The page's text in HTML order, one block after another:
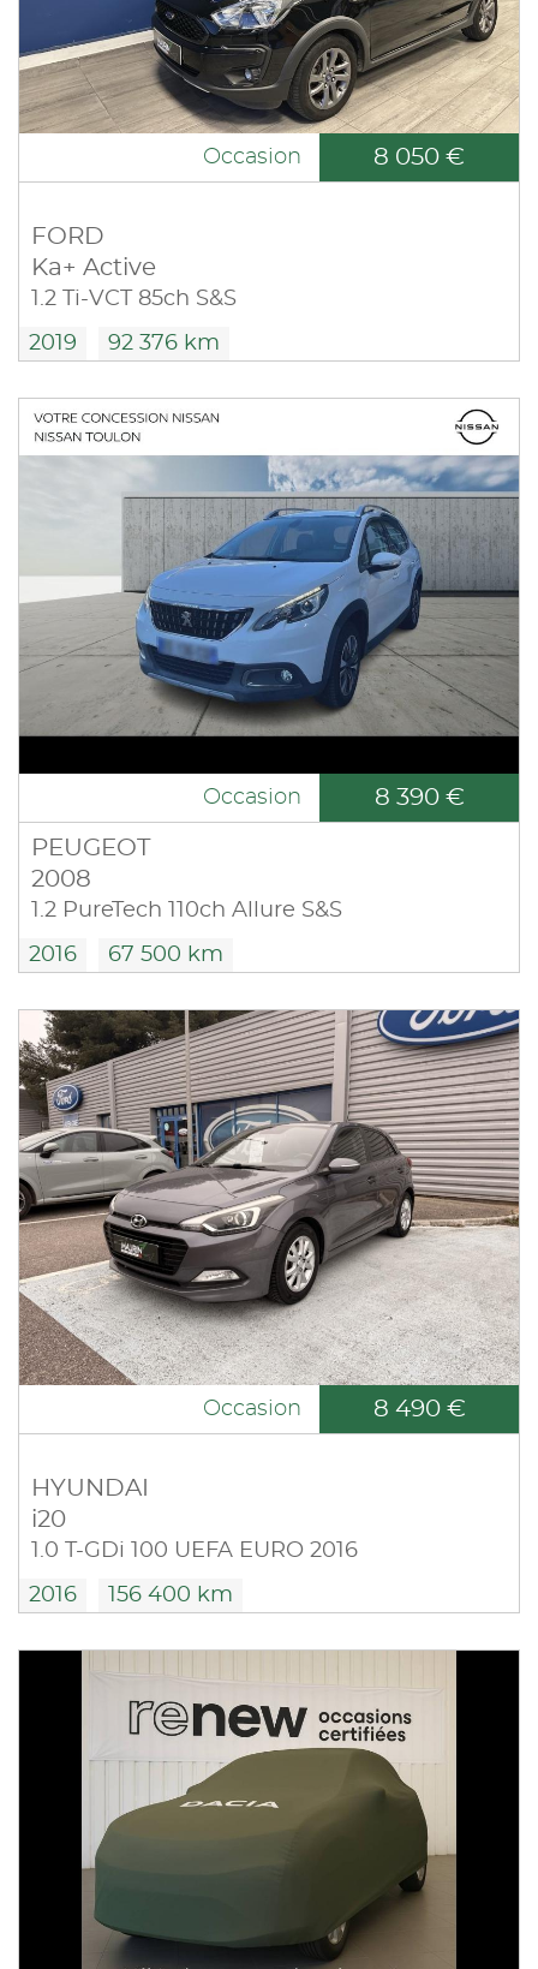
Occasion 8 050 €
FORD
Ka+ Active
1.2 Ti-VCT 85ch S&S
2019 92 376 km
Occasion 8 390 €
PEUGEOT
2008
1.2 PureTech 110ch Allure S&S
2016 67 500 km
Occasion 8 490 €
HYUNDAI
i20
1.0 T-GDi 100 UEFA EURO 2016
2016 156 400 km